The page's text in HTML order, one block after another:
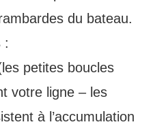
du bateau.
:
petites boucles
votre ligne – les
à l’accumulation